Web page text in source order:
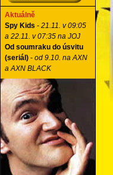
Aktuálně
Spy Kids - 21.11. v 09:05
a 22.11. v 07:35 na JOJ
Od soumraku do úsvitu
(seriál) - od 9.10. na AXN
a AXN BLACK